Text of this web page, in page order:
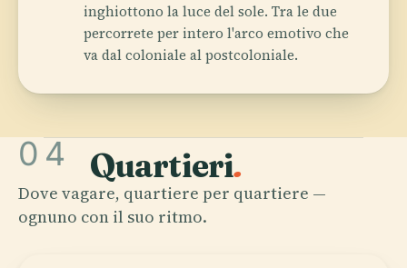
inghiottono la luce del sole. Tra le due
percorrete per intero l'arco emotivo che
va dal coloniale al postcoloniale.
04 Quartieri.
Dove vagare, quartiere per quartiere —
ognuno con il suo ritmo.